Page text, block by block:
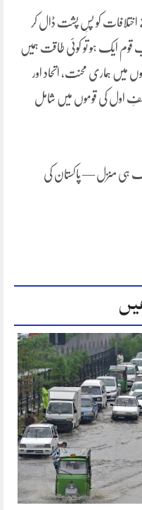
اختلافات کو پسِ پشت ڈال کر
ایک ہو تو کوئی طاقت ہمیں
ہماری محنت، اتحاد اور
صفِ اول کی قوموں میں شامل
ہی منزل — پاکستان کی